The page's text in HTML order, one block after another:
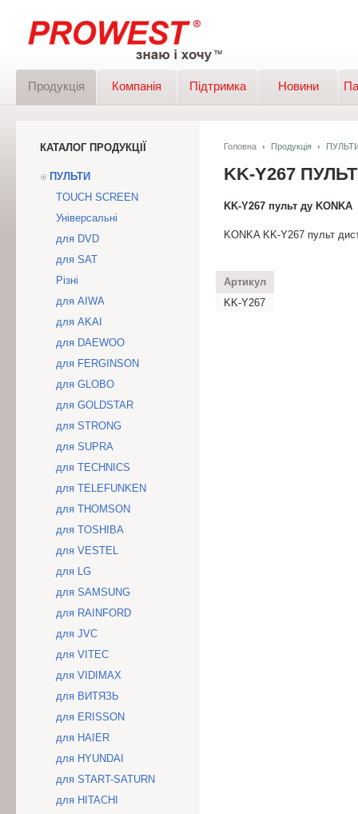
Продукція Компанія Підтримка Новини
КАТАЛОГ ПРОДУКЦІЇ
ПУЛЬТИ
TOUCH SCREEN
Універсальні
для DVD
для SAT
Різні
для AIWA
для AKAI
для DAEWOO
для FERGINSON
для GLOBO
для GOLDSTAR
для STRONG
для SUPRA
для TECHNICS
для TELEFUNKEN
для THOMSON
для TOSHIBA
для VESTEL
для LG
для SAMSUNG
для RAINFORD
для JVC
для VITEC
для VIDIMAX
для ВИТЯЗЬ
для ERISSON
для HAIER
для HYUNDAI
для START-SATURN
для HITACHI
Головна Продукція
KK-Y267
KK-Y267 пульт ду KONKA
KONKA KK-Y267 пульт
Артикул
KK-Y267